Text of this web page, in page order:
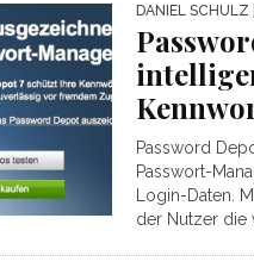
DANIEL SCHULZ
Password
Passwort-
Login-Daten.
der Nutzer die